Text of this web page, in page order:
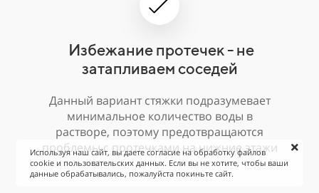
Избежание протечек - не
затапливаем соседей
Данный вариант стяжки подразумевает
минимальное количество воды в
растворе, поэтому предотвращаются
проблемы с протечками на нижние этажи
Используя наш сайт, вы даете согласие на обработку файлов
cookie и пользовательских данных. Если вы не хотите, чтобы ваши
данные обрабатывались, пожалуйста покиньте сайт.